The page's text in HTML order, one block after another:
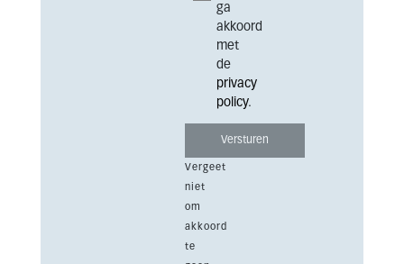
ga
akkoord
met
de
privacy
policy.
Vergeet
niet
om
akkoord
te